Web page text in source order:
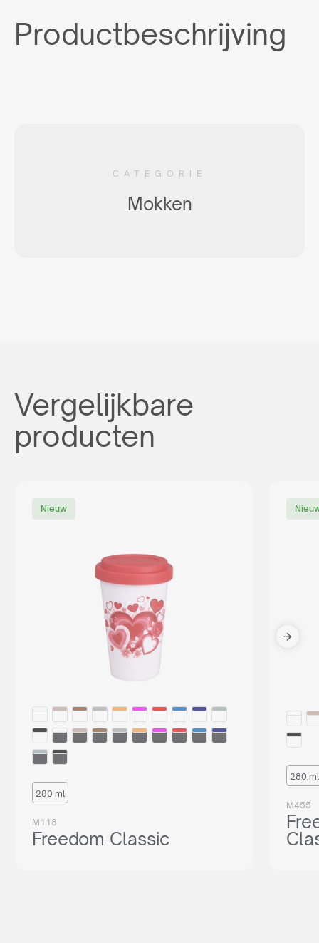
Productbeschrijving
CATEGORIE
Mokken
Vergelijkbare
producten
Nieuw
280 ml
M118
Freedom Classic
280 ml
M455